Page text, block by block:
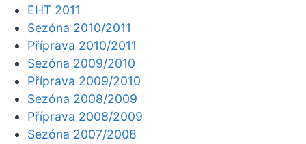
EHT 2011
Sezóna 2010/2011
Příprava 2010/2011
Sezóna 2009/2010
Příprava 2009/2010
Sezóna 2008/2009
Příprava 2008/2009
Sezóna 2007/2008